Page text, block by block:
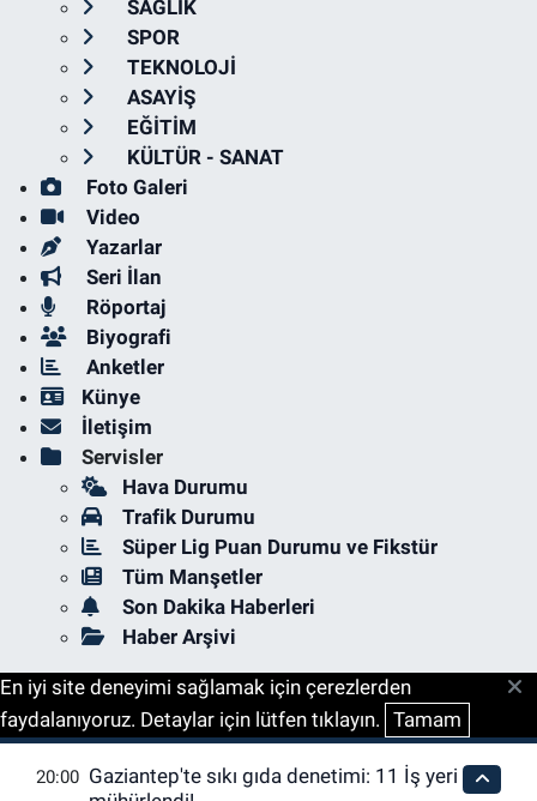
SAĞLIK
SPOR
TEKNOLOJİ
ASAYİŞ
EĞİTİM
KÜLTÜR - SANAT
Foto Galeri
Video
Yazarlar
Seri İlan
Röportaj
Biyografi
Anketler
Künye
İletişim
Servisler
Hava Durumu
Trafik Durumu
Süper Lig Puan Durumu ve Fikstür
Tüm Manşetler
Son Dakika Haberleri
Haber Arşivi
En iyi site deneyimi sağlamak için çerezlerden
faydalanıyoruz. Detaylar için lütfen tıklayın. Tamam
20:00 Gaziantep'te sıkı gıda denetimi: 11 İş yeri